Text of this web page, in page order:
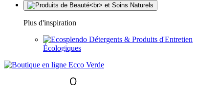
Plus d'inspiration
Détergents & Produits d'Entretien
Écologiques